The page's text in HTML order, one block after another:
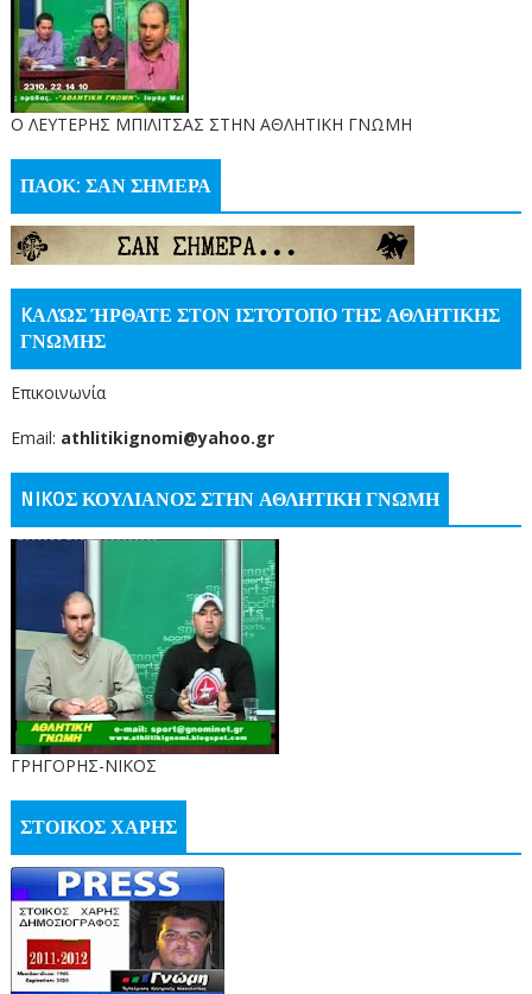
O ΛΕΥΤΕΡΗΣ ΜΠΙΛΙΤΣΑΣ ΣΤΗΝ ΑΘΛΗΤΙΚΗ ΓΝΩΜΗ
ΠΑΟΚ: ΣΑΝ ΣΗΜΕΡΑ
KΑΛΏΣ ΉΡΘΑΤΕ ΣΤΟΝ ΙΣΤΌΤΟΠΟ ΤΗΣ ΑΘΛΗΤΙΚΗΣ
ΓΝΩΜΗΣ
Επικοινωνία
Email: athlitikignomi@yahoo.gr
NIKOΣ ΚΟΥΛΙΑΝΟΣ ΣΤΗΝ ΑΘΛΗΤΙΚΗ ΓΝΩΜΗ
ΓΡΗΓΟΡΗΣ-ΝΙΚΟΣ
ΣΤΟΙΚΟΣ ΧΑΡΗΣ